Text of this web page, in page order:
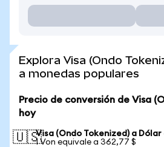
Explora Visa (Ondo
a monedas populares
Precio de conversión de Visa
hoy
🇺🇸Visa (Ondo Tokenized) a
1 Von equivale a 362,77 $